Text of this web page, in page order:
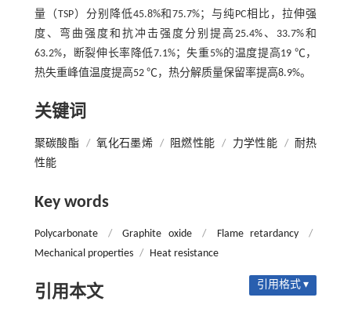
量（TSP）分别降低45.8%和75.7%；与纯PC相比，拉伸强
度、弯曲强度和抗冲击强度分别提高25.4%、33.7%和
63.2%，断裂伸长率降低7.1%；失重5%的温度提高19 ℃，
热失重峰值温度提高52 ℃，热分解质量保留率提高8.9%。
关键词
聚碳酸酯 / 氧化石墨烯 / 阻燃性能 / 力学性能 /
耐热
性能
Key words
Polycarbonate / Graphite oxide / Flame retardancy
/
Mechanical properties / Heat resistance
引用本文 引用格式 ▾